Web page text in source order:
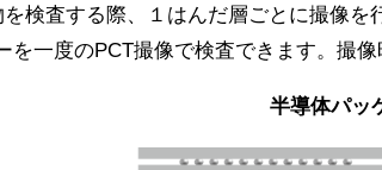
検査する際、１はんだ層ごとに撮像
一度のPCT撮像で検査できます。撮
半導体パッ